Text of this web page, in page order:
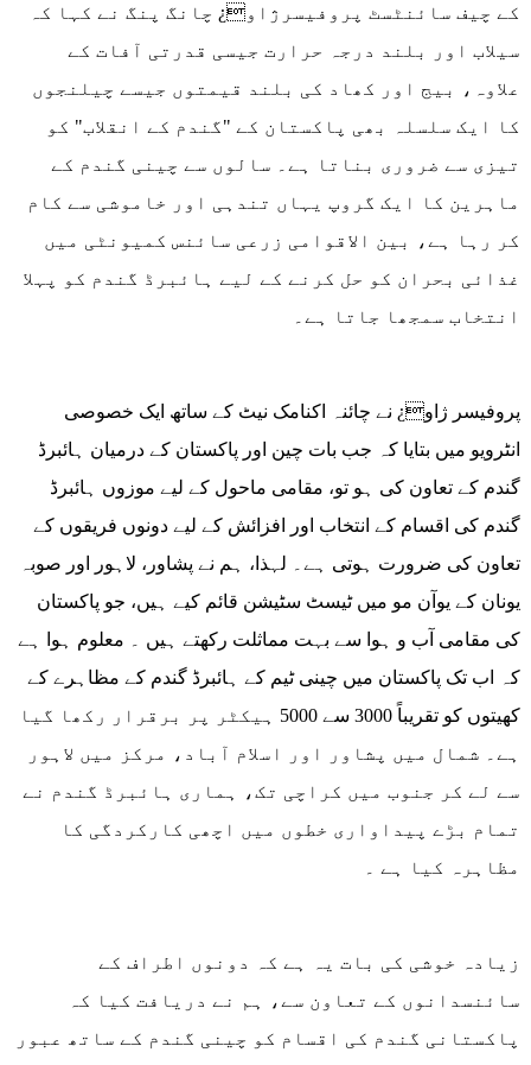
کے چیف سائنٹسٹ پروفیسرژاو¿ چانگ پنگ نے کہا کہ
سیلاب اور بلند درجہ حرارت جیسی قدرتی آفات کے
علاوہ، بیج اور کھاد کی بلند قیمتوں جیسے چیلنجوں
کا ایک سلسلہ بھی پاکستان کے "گندم کے انقلاب" کو
تیزی سے ضروری بناتا ہے۔ سالوں سے چینی گندم کے
ماہرین کا ایک گروپ یہاں تندہی اور خاموشی سے کام
کر رہا ہے، بین الاقوامی زرعی سائنس کمیونٹی میں
غذائی بحران کو حل کرنے کے لیے ہائبرڈ گندم کو پہلا
انتخاب سمجھا جاتا ہے۔
انٹرویو میں بتایا کہ جب بات چین اور پاکستان کے درمیان ہائبرڈ
گندم کے تعاون کی ہو تو، مقامی ماحول کے لیے موزوں ہائبرڈ
گندم کی اقسام کے انتخاب اور افزائش کے لیے دونوں فریقوں کے
تعاون کی ضرورت ہوتی ہے۔ لہذا، ہم نے پشاور، لاہور اور صوبہ
یونان کے یوآن مو میں ٹیسٹ سٹیشن قائم کیے ہیں، جو پاکستان
کی مقامی آب و ہوا سے بہت مماثلت رکھتے ہیں ۔ معلوم ہوا ہے
کہ اب تک پاکستان میں چینی ٹیم کے ہائبرڈ گندم کے مظاہرے کے
کھیتوں کو تقریباً 3000 سے 5000 ہیکٹر پر برقرار رکھا گیا
ہے۔ شمال میں پشاور اور اسلام آباد، مرکز میں لاہور
سے لے کر جنوب میں کراچی تک، ہماری ہائبرڈ گندم نے
تمام بڑے پیداواری خطوں میں اچھی کارکردگی کا
مظاہرہ کیا ہے ۔
سائنسدانوں کے تعاون سے، ہم نے دریافت کیا کہ
پاکستانی گندم کی اقسام کو چینی گندم کے ساتھ عبور